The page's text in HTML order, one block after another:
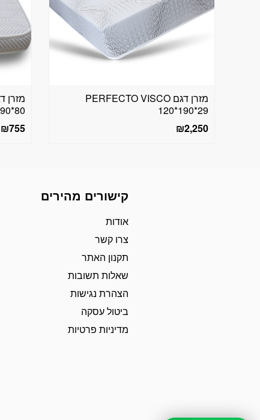
מזרן דגם PERFECTO VISCO
120*190*29
₪2,250
80*190*10
₪755
קישורים מהירים
אודות
צרו קשר
תקנון האתר
שאלות תשובות
הצהרת נגישות
ביטול עסקה
מדיניות פרטיות